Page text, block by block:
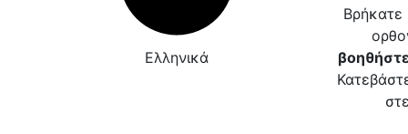
Ελληνικά
Βρήκατε